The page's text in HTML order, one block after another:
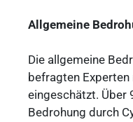
Allgemeine
Die allgemeine
befragten
eingeschätzt. Über
Bedrohung durch